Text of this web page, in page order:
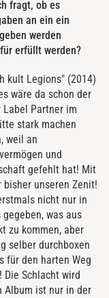
fragt, ob es
an ein ein
werden
erfüllt werden?
kult Legions" (2014)
wäre da schon der
Label Partner im
stark machen
weil an
und
gefehlt hat! Mit
unseren Zenit!
nicht nur in
was aus
zu kommen, aber
selber durchboxen
für den harten Weg
Die Schlacht wird
Album ist nur in der